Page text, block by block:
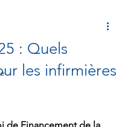
: Quels
les infirmières